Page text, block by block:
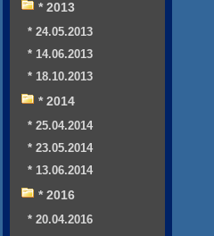
* 2013
* 24.05.2013
* 14.06.2013
* 18.10.2013
* 2014
* 25.04.2014
* 23.05.2014
* 13.06.2014
* 2016
* 20.04.2016